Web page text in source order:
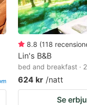
8.8 (118
Lin's B&B
bed and breakfast ·
624 kr /natt
Se